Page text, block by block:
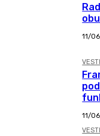
11/
VESTI
11/
VESTI